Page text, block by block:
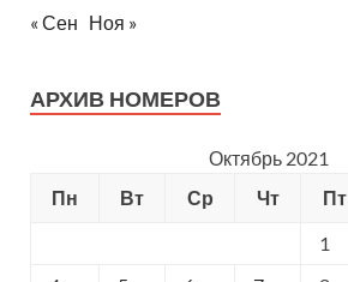
« Сен Ноя »
АРХИВ НОМЕРОВ
Октябрь 2021
Пн
Вт Ср Чт Пт
1